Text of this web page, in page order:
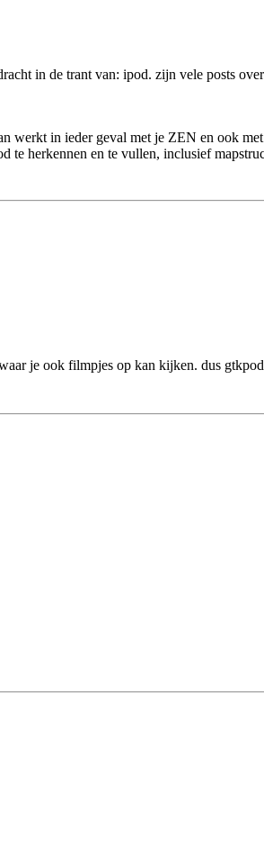
in de trant van: ipod. zijn vele posts
werkt in ieder geval met je ZEN en ook
te herkennen en te vullen, inclusief
je ook filmpjes op kan kijken. dus